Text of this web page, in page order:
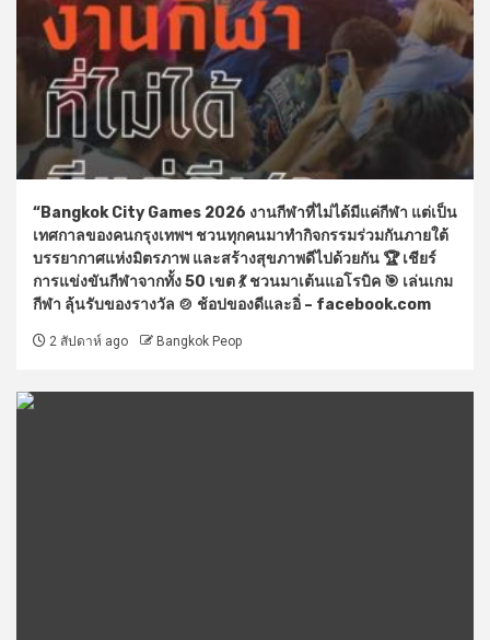
“Bangkok City Games 2026 งานกีฬาที่ไม่ได้มีแค่กีฬา แต่เป็น
เทศกาลของคนกรุงเทพฯ ชวนทุกคนมาทำกิจกรรมร่วมกันภายใต้
บรรยากาศแห่งมิตรภาพ และสร้างสุขภาพดีไปด้วยกัน 🏆 เชียร์
การแข่งขันกีฬาจากทั้ง 50 เขต 💃 ชวนมาเต้นแอโรบิค 🎯 เล่นเกม
กีฬา ลุ้นรับของรางวัล 🍲 ช้อปของดีและอิ่ – facebook.com
2 สัปดาห์ ago Bangkok Peop